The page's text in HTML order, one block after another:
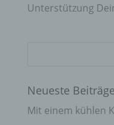
Unterstützung
Neueste Beiträge
Mit einem kühlen